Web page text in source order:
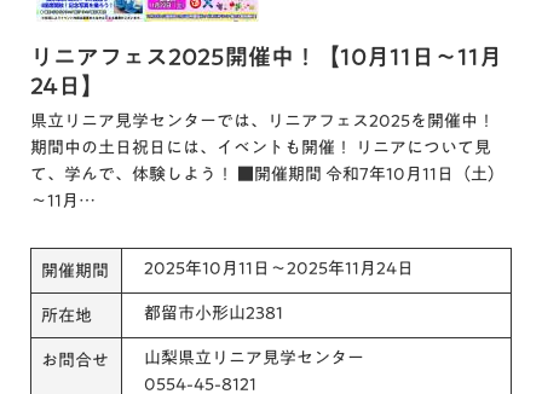
リニアフェス2025開催中！【10月11日～11月
24日】
県立リニア見学センターでは、リニアフェス2025を開催中！
期間中の土日祝日には、イベントも開催！ リニアについて見
て、学んで、体験しよう！ ■開催期間 令和7年10月11日（土）
～11月…
開催期間 2025年10月11日～2025年11月24日
所在地 都留市小形山2381
お問合せ
山梨県立リニア見学センター
0554-45-8121